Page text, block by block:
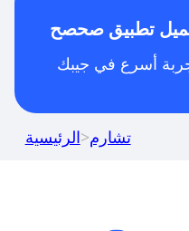
تطبيق صحصح
أسرع في جيبك
الرئيسية>تشارم